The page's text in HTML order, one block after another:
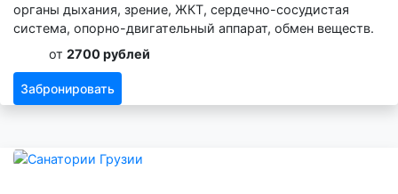
органы дыхания, зрение, ЖКТ, сердечно-сосудистая
система, опорно-двигательный аппарат, обмен веществ.
от 2700 рублей
Забронировать